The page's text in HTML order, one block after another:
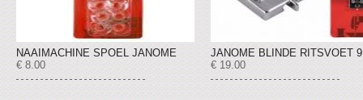
NAAIMACHINE SPOEL JANOME
€ 8.00
JANOME BLINDE RITSVOET
€ 19.00